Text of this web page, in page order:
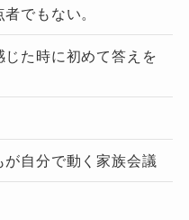
でもない。
じた時に初めて答えを
自分で動く家族会議